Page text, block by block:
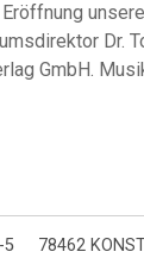
GmbH.
5 78462